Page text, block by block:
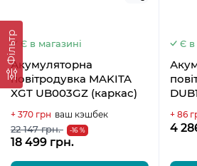
Фільтр Є в магазині
Акумуляторна
повітродувка MAKITA
XGT UB003GZ (каркас)
+ 370 грн ваш кэшбек
22 147 грн. -16 %
18 499 грн.
Є в
+ 86
4